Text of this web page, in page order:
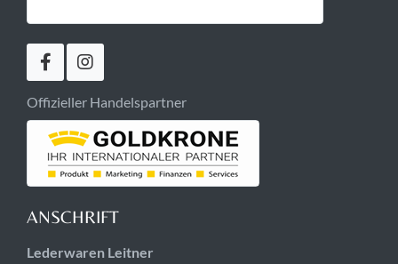
Offizieller Handelspartner
ANSCHRIFT
Lederwaren Leitner